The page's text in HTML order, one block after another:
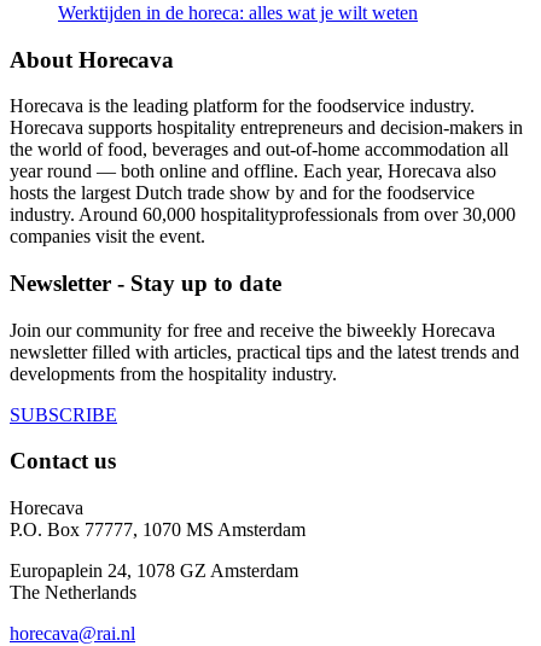
Werktijden in de horeca: alles wat je wilt weten
About Horecava
Horecava is the leading platform for the foodservice industry.
Horecava supports hospitality entrepreneurs and decision-makers in
the world of food, beverages and out-of-home accommodation all
year round — both online and offline. Each year, Horecava also
hosts the largest Dutch trade show by and for the foodservice
industry. Around 60,000 hospitalityprofessionals from over 30,000
companies visit the event.
Newsletter - Stay up to date
Join our community for free and receive the biweekly Horecava
newsletter filled with articles, practical tips and the latest trends and
developments from the hospitality industry.
SUBSCRIBE
Contact us
Horecava
P.O. Box 77777, 1070 MS Amsterdam
Europaplein 24, 1078 GZ Amsterdam
The Netherlands
horecava@rai.nl